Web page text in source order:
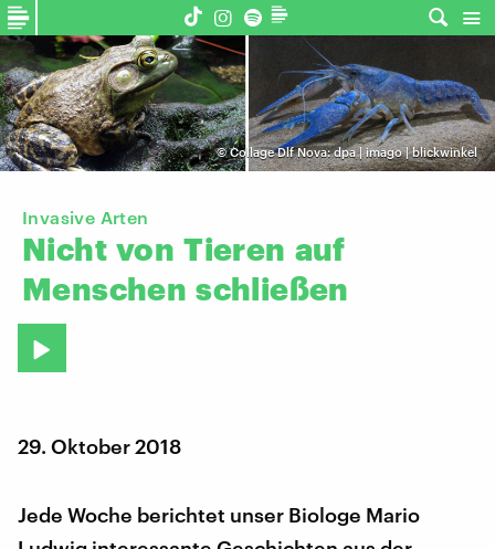
©Collage Dlf Nova: dpa | imago | blickwinkel
Invasive Arten
Nicht von Tieren auf
Menschen schließen
29. Oktober 2018
Jede Woche berichtet unser Biologe Mario